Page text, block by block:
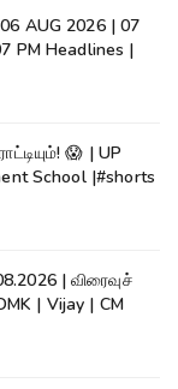
AUG 2026 | 07
PM Headlines |
😱 | UP
School |#shorts
| விரைவுச்
| Vijay | CM